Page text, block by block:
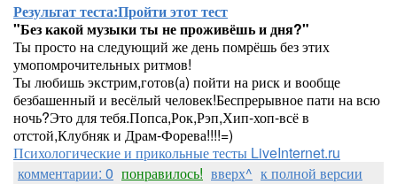
Результат теста:Пройти этот тест
"Без какой музыки ты не проживёшь и дня?"
Ты просто на следующий же день помрёшь без этих
умопомрочительных ритмов!
Ты любишь экстрим,готов(а) пойти на риск и вообще
безбашенный и весёлый человек!Беспрерывное пати на всю
ночь?Это для тебя.Попса,Рок,Рэп,Хип-хоп-всё в
отстой,Клубняк и Драм-Форева!!!!=)
Психологические и прикольные тесты LiveInternet.ru
комментарии: 0 понравилось! вверх^ к полной версии